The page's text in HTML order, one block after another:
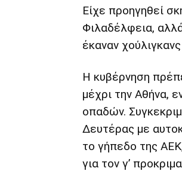
Είχε προηγηθεί
Φιλαδέλφεια,
έκαναν
Η κυβέρνηση
μέχρι την Αθήνα,
οπαδών.
Δευτέρας με
το γήπεδο της
για τον γ’